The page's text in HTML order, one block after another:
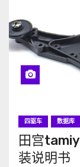
四驱车 数据库
田宫
装说明书